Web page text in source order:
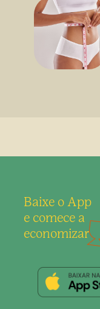
Baixe o App
e comece a
economizar